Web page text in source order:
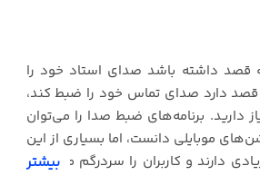
قصد داشته باشد صدای استاد خود را
دارد صدای تماس خود را ضبط کند،
دارید. برنامه‌های ضبط صدا را می‌توان
موبایلی دانست، اما بسیاری از این
دارند و کاربران را سردرگم می‌کنند.
بیشتر